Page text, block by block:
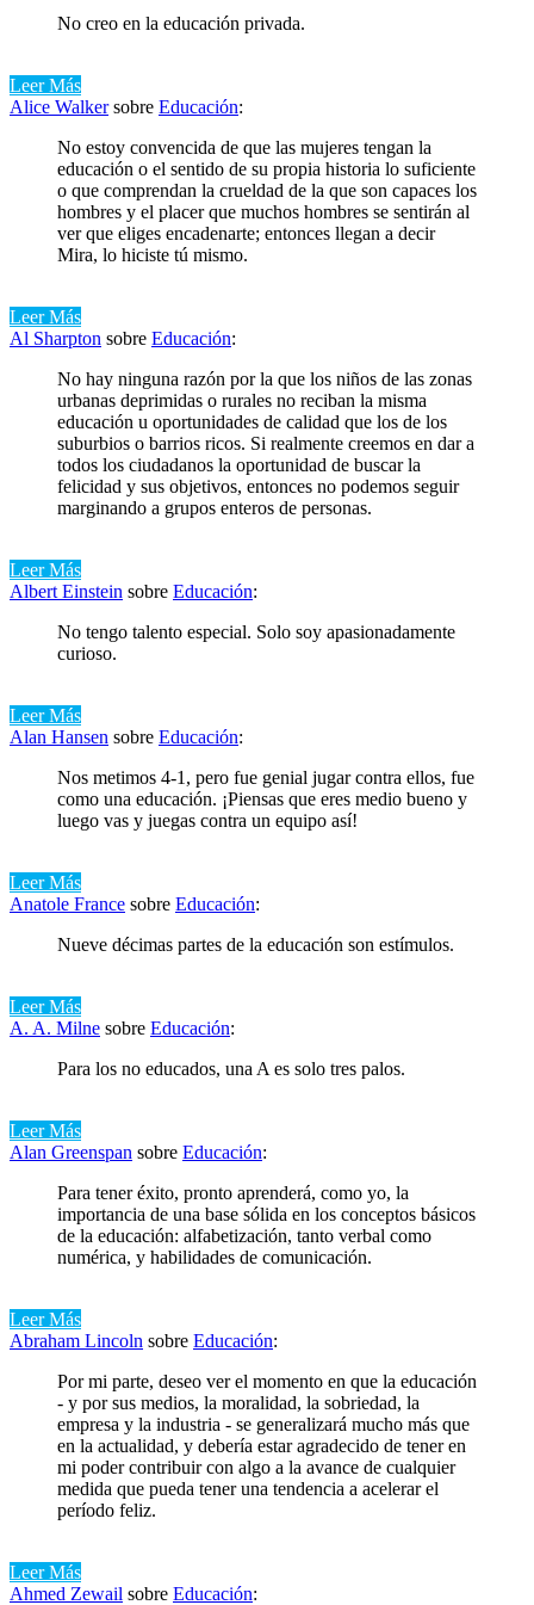
No creo en la educación privada.
Leer Más
Alice Walkersobre Educación:
No estoy convencida de que las mujeres tengan la
educación o el sentido de su propia historia lo suficiente
o que comprendan la crueldad de la que son capaces los
hombres y el placer que muchos hombres se sentirán al
ver que eliges encadenarte; entonces llegan a decir
Mira, lo hiciste tú mismo.
Leer Más
Al Sharpton sobre Educación:
No hay ninguna razón por la que los niños de las zonas
urbanas deprimidas o rurales no reciban la misma
educación u oportunidades de calidad que los de los
suburbios o barrios ricos. Si realmente creemos en dar a
todos los ciudadanos la oportunidad de buscar la
felicidad y sus objetivos, entonces no podemos seguir
marginando a grupos enteros de personas.
Leer Más
Albert Einstein sobre Educación:
No tengo talento especial. Solo soy apasionadamente
curioso.
Leer Más
Alan Hansen sobre Educación:
Nos metimos 4-1, pero fue genial jugar contra ellos, fue
como una educación. ¡Piensas que eres medio bueno y
luego vas y juegas contra un equipo así!
Leer Más
Anatole France sobre Educación:
Nueve décimas partes de la educación son estímulos.
Leer Más
A. A. Milne sobre Educación:
Para los no educados, una A es solo tres palos.
Leer Más
Alan Greenspan sobre Educación:
Para tener éxito, pronto aprenderá, como yo, la
importancia de una base sólida en los conceptos básicos
de la educación: alfabetización, tanto verbal como
numérica, y habilidades de comunicación.
Leer Más
Abraham Lincoln sobre Educación:
Por mi parte, deseo ver el momento en que la educación
- y por sus medios, la moralidad, la sobriedad, la
empresa y la industria - se generalizará mucho más que
en la actualidad, y debería estar agradecido de tener en
mi poder contribuir con algo a la avance de cualquier
medida que pueda tener una tendencia a acelerar el
período feliz.
Leer Más
Ahmed Zewail sobre Educación: